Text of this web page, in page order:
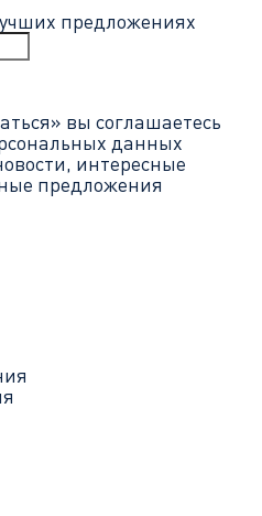
предложениях
вы соглашаетесь
данных
интересные
предложения